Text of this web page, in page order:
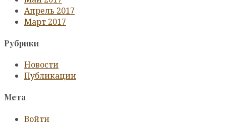
Апрель 2017
Март 2017
Рубрики
Новости
Публикации
Мета
Войти